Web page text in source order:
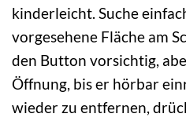
kinderleicht. Suche
vorgesehene Fläche am
den Button vorsichtig,
Öffnung, bis er hörbar
wieder zu entfernen,